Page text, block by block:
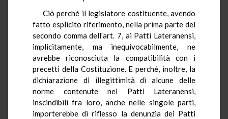
Ciò perché il legislatore costituente, avendo
fatto esplicito riferimento, nella prima parte del
secondo comma dell'art. 7, ai Patti Lateranensi,
implicitamente, ma inequivocabilmente, ne
avrebbe riconosciuta la compatibilità con i
precetti della Costituzione. E perché, inoltre, la
dichiarazione di illegittimità di alcune delle
norme contenute nei Patti Lateranensi,
inscindibili fra loro, anche nelle singole parti,
importerebbe di riflesso la denunzia dei Patti